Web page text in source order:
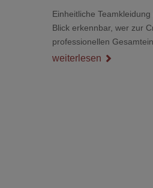
Einheitliche
Blick erkennbar, wer zur
professionellen
ist das kein Nebenthema:
weiterlesen